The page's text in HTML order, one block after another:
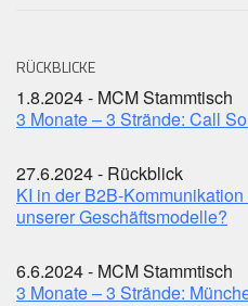
RÜCKBLICKE
1.8.2024 - MCM Stammtisch
3 Monate – 3 Strände: Call
27.6.2024 - Rückblick
KI in der B2B-
unserer Geschäftsmodelle?
6.6.2024 - MCM Stammtisch
3 Monate – 3 Strände: